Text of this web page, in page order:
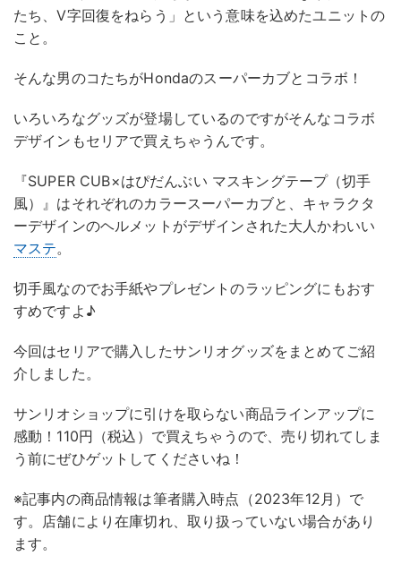
たち、V字回復をねらう」という意味を込めたユニットの
こと。
そんな男のコたちがHondaのスーパーカブとコラボ！
いろいろなグッズが登場しているのですがそんなコラボ
デザインもセリアで買えちゃうんです。
『SUPER CUB×はぴだんぶい マスキングテープ（切手
風）』はそれぞれのカラースーパーカブと、キャラクタ
ーデザインのヘルメットがデザインされた大人かわいい
マステ。
切手風なのでお手紙やプレゼントのラッピングにもおす
すめですよ♪
今回はセリアで購入したサンリオグッズをまとめてご紹
介しました。
サンリオショップに引けを取らない商品ラインアップに
感動！110円（税込）で買えちゃうので、売り切れてしま
う前にぜひゲットしてくださいね！
※記事内の商品情報は筆者購入時点（2023年12月）で
す。店舗により在庫切れ、取り扱っていない場合があり
ます。